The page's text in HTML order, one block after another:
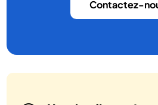
Contactez-